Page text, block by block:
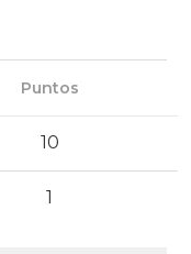
Puntos
10
1